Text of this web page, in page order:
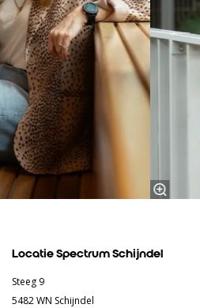
Locatie Spectrum Schijndel
Steeg 9
5482 WN Schijndel